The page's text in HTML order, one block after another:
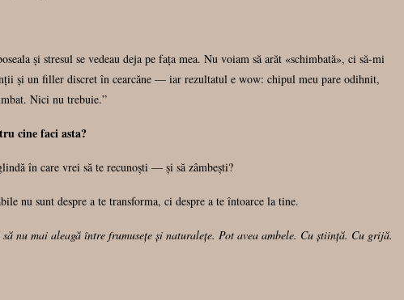
și stresul se vedeau deja pe fața mea. Nu voiam să arăt «schimbată», ci să-mi
și un filler discret în cearcăne — iar rezultatul e wow: chipul meu pare odihnit,
Nici nu trebuie.”
cine faci asta?
în care vrei să te recunoști — și să zâmbești?
nu sunt despre a te transforma, ci despre a te întoarce la tine.
nu mai aleagă între frumusețe și naturalețe. Pot avea ambele. Cu știință. Cu grijă.